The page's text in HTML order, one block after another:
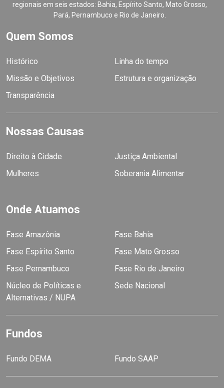
regionais em seis estados: Bahia, Espírito Santo, Mato Grosso,
Pará, Pernambuco e Rio de Janeiro.
Quem Somos
Histórico
Linha do tempo
Missão e Objetivos
Estrutura e organização
Transparência
Nossas Causas
Direito à Cidade
Justiça Ambiental
Mulheres
Soberania Alimentar
Onde Atuamos
Fase Amazônia
Fase Bahia
Fase Espírito Santo
Fase Mato Grosso
Fase Pernambuco
Fase Rio de Janeiro
Núcleo de Políticas e
Alternativas / NUPA
Sede Nacional
Fundos
Fundo DEMA Fundo SAAP